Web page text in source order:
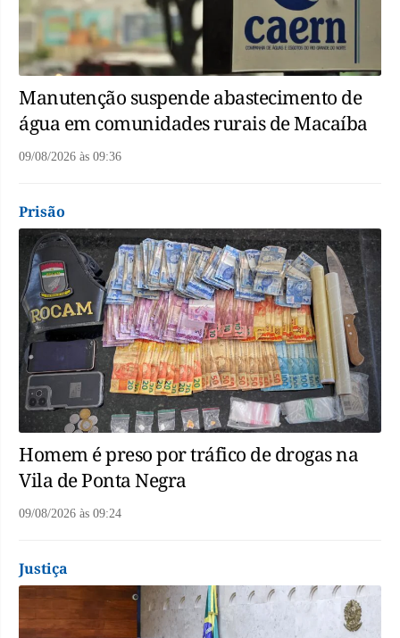
Manutenção suspende abastecimento de
água em comunidades rurais de Macaíba
09/08/2026 às 09:36
Prisão
Homem é preso por tráfico de drogas na
Vila de Ponta Negra
09/08/2026 às 09:24
Justiça